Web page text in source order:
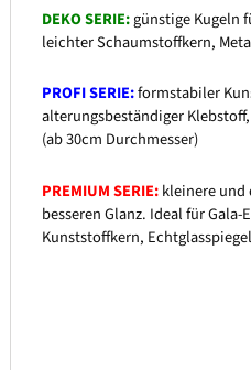
DEKO SERIE:günstige Kugeln
leichter Schaumstoffkern,
PROFI SERIE:formstabiler
alterungsbeständiger
(ab 30cm Durchmesser)
PREMIUM SERIE:kleinere und
besseren Glanz. Ideal für
Kunststoffkern,